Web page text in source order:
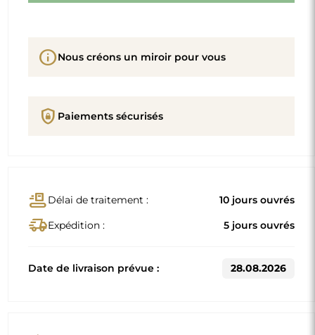
infoNous créons un miroir pour vous
shield_lock Paiements sécurisés
conveyor_beltDélai de traitement : 10 jours ouvrés
delivery_truck_speedExpédition : 5 jours ouvrés
Date de livraison prévue : 28.08.2026